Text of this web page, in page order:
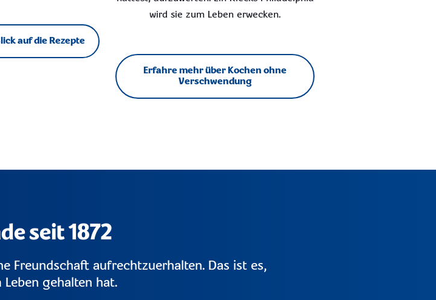
auf die Rezepte
wird sie zum Leben erwecken.
Erfahre mehr über Kochen ohne
Verschwendung
seit 1872
Freundschaft aufrechtzuerhalten. Das ist es,
Leben gehalten hat.